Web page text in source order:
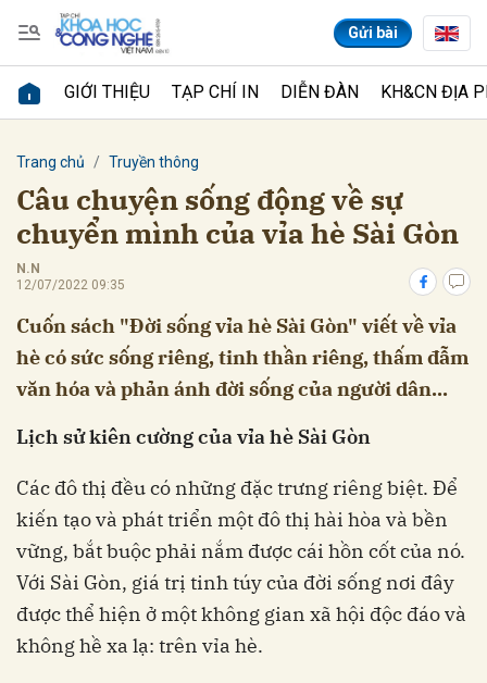
Gửi bài
GIỚI THIỆU TẠP CHÍ IN DIỄN ĐÀN KH&CN ĐỊA
Trang chủ Truyền thông
Câu chuyện sống động về sự
chuyển mình của vỉa hè Sài Gòn
N.N
12/07/2022 09:35
Cuốn sách "Đời sống vỉa hè Sài Gòn" viết về vỉa
hè có sức sống riêng, tinh thần riêng, thấm đẫm
văn hóa và phản ánh đời sống của người dân...
Lịch sử kiên cường của vỉa hè Sài Gòn
Các đô thị đều có những đặc trưng riêng biệt. Để
kiến tạo và phát triển một đô thị hài hòa và bền
vững, bắt buộc phải nắm được cái hồn cốt của nó.
Với Sài Gòn, giá trị tinh túy của đời sống nơi đây
được thể hiện ở một không gian xã hội độc đáo và
không hề xa lạ: trên vỉa hè.
Gửi bình luận
Hủy Gửi